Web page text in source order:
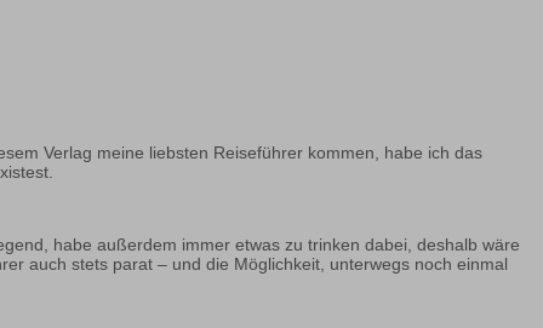
Verlag meine liebsten Reiseführer kommen, habe ich das
habe außerdem immer etwas zu trinken dabei, deshalb wäre
auch stets parat – und die Möglichkeit, unterwegs noch einmal